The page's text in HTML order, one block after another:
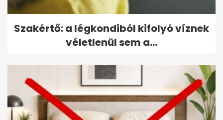
Szakértő: a légkondiból kifolyó víznek
véletlenül sem a...